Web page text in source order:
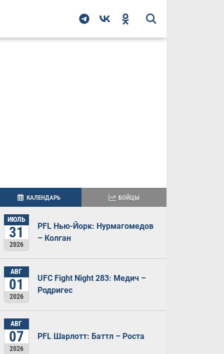
КАЛЕНДАРЬ БОЙЦЫ
ИЮЛЬ
31
2026
PFL Нью-Йорк: Нурмагомедов
– Колган
АВГ
01
2026
UFC Fight Night 283: Медич –
Родригес
АВГ
07
2026
PFL Шарлотт: Баттл – Роста